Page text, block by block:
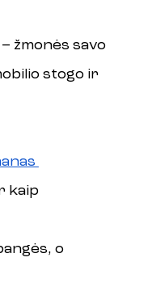
žmonės savo
stogo ir
kaip
o